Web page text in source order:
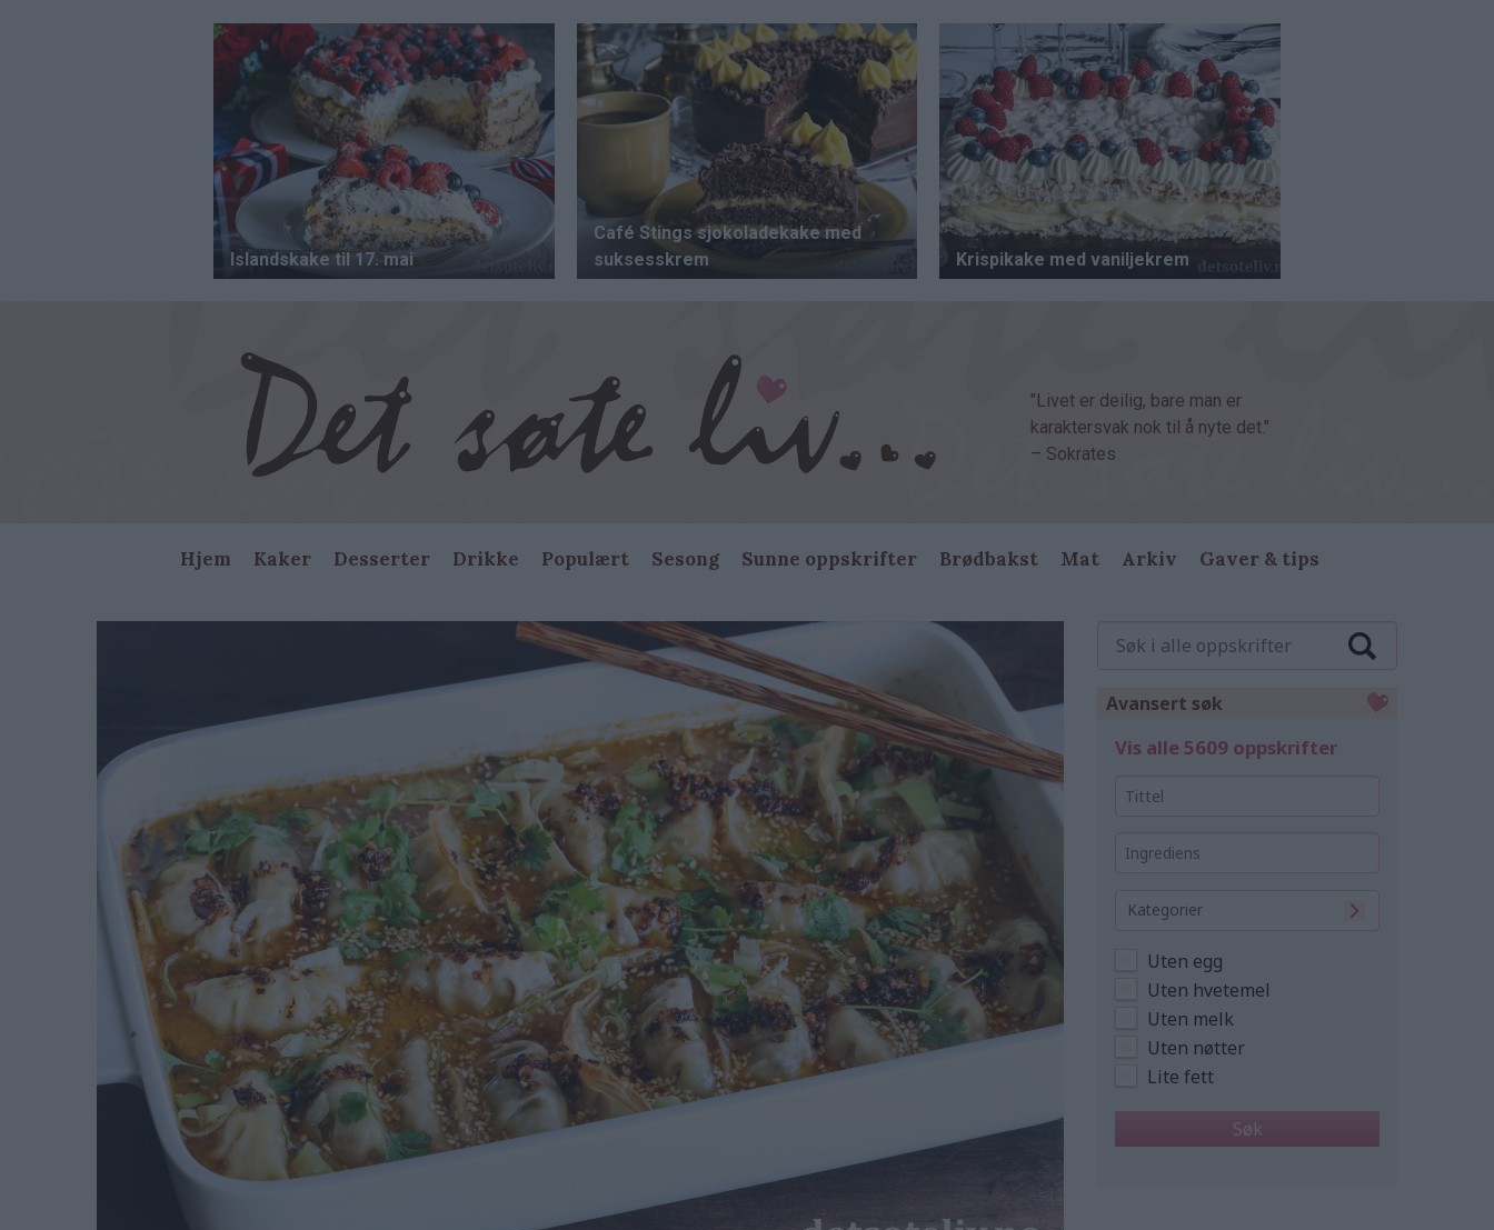
"Livet er deilig, bare man er
karaktersvak nok til å nyte det."
– Sokrates
Main
navigation
Hjem Kaker Desserter Drikke Populært Sesong Sunne oppskrifter Brødbakst Mat Arkiv Gaver & tips
Avansert søk
Vis alle 5609 oppskrifter
Kategorier
Uten egg
Uten hvetemel
Uten melk
Uten nøtter
Lite fett